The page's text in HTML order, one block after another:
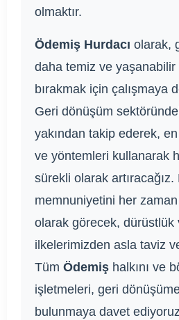
olmaktır.
Ödemiş Hurdacı olarak,
daha temiz ve yaşanabilir
bırakmak için çalışmaya
Geri dönüşüm
yakından takip ederek,
ve yöntemleri kullanarak
sürekli olarak artıracağız.
memnuniyetini her
olarak görecek, dürüstlük
ilkelerimizden asla taviz
Tüm Ödemiş halkını ve
işletmeleri, geri
bulunmaya davet